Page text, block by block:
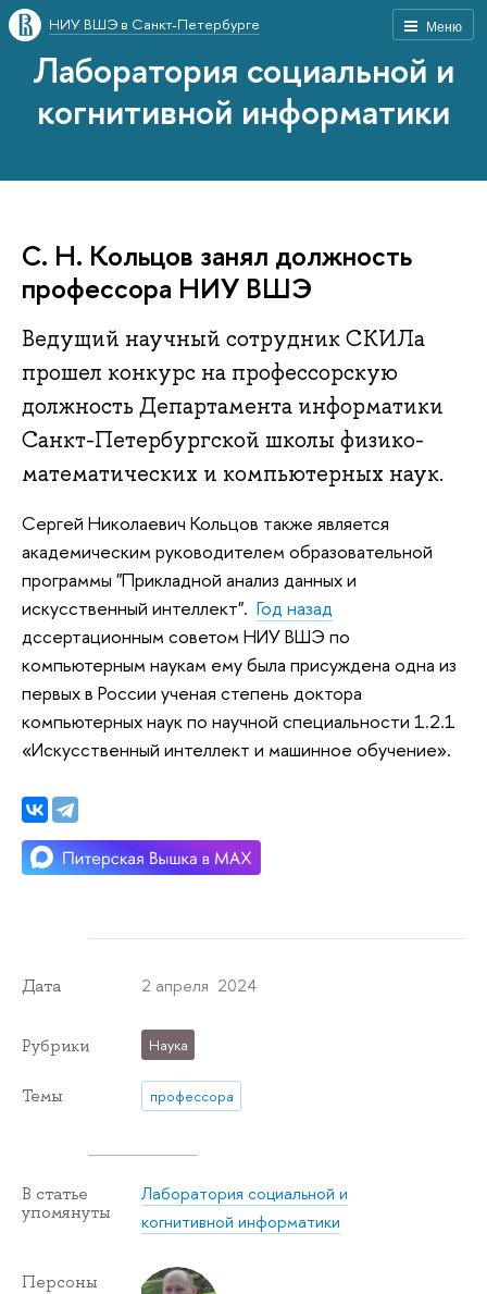
Меню
НИУ ВШЭ в Санкт-Петербурге
Лаборатория социальной и
когнитивной информатики
С. Н. Кольцов занял должность
профессора НИУ ВШЭ
Ведущий научный сотрудник СКИЛа
прошел конкурс на профессорскую
должность Департамента информатики
Санкт-Петербургской школы физико-
математических и компьютерных наук.
Сергей Николаевич Кольцов также является
академическим руководителем образовательной
программы "Прикладной анализ данных и
искусственный интеллект". Год назад
дссертационным советом НИУ ВШЭ по
компьютерным наукам ему была присуждена одна из
первых в России ученая степень доктора
компьютерных наук по научной специальности 1.2.1
«Искусственный интеллект и машинное обучение».
Дата 2 апреля 2024
Рубрики Наука
Темы профессора
В статье
упомянуты
Лаборатория социальной и
когнитивной информатики
Персоны